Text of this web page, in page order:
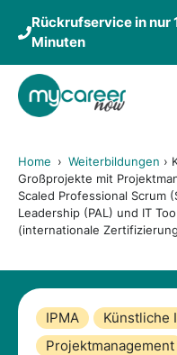
Inhalt
Rückrufservice in nur
Minuten
Home › Weiterbildungen ›
Großprojekte mit
Scaled Professional Scrum
Leadership (PAL) und IT
(internationale
IPMA
Künstliche
Projektmanagement